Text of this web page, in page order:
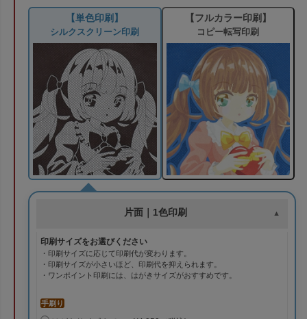
【単色印刷】
シルクスクリーン印刷
【フルカラー印刷】
コピー転写印刷
片面｜1色印刷
印刷サイズをお選びください
・印刷サイズに応じて印刷代が変わります。
・印刷サイズが小さいほど、印刷代を抑えられます。
・ワンポイント印刷には、はがきサイズがおすすめです。
手刷り